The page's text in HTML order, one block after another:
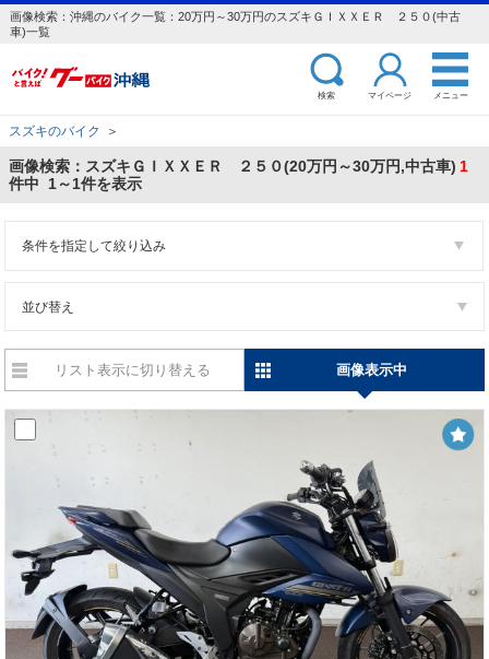
画像検索：沖縄のバイク一覧：20万円～30万円のスズキＧＩＸＸＥＲ ２５０(中古
車)一覧
検索 マイページ メニュー
スズキのバイク ＞
画像検索：スズキＧＩＸＸＥＲ ２５０(20万円～30万円,中古車) 1
件中 1～1件を表示
条件を指定して絞り込み
並び替え
リスト表示に切り替える 画像表示中